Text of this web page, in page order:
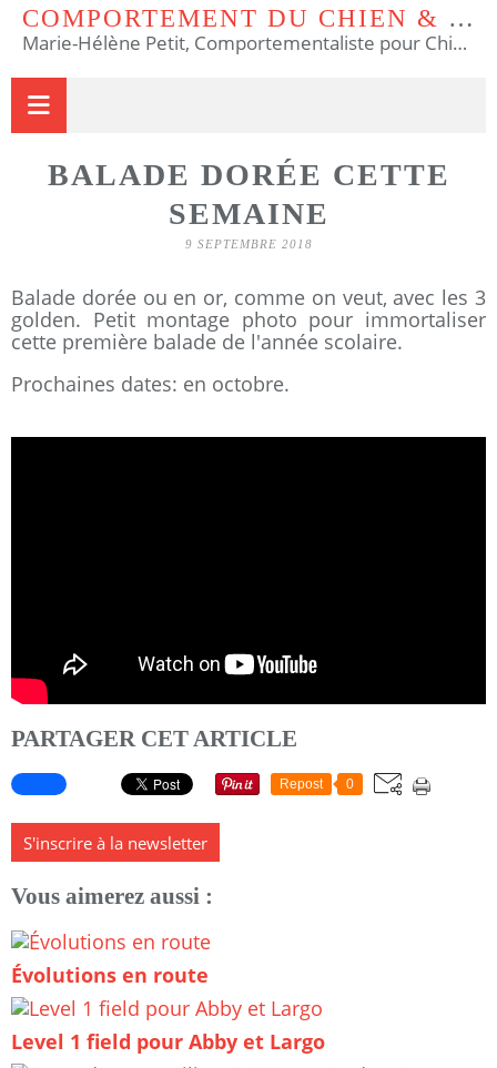
COMPORTEMENT DU CHIEN & DU CHAT
Marie-Hélène Petit, Comportementaliste pour Chiens et Chats & Educateur Canin.
BALADE DORÉE CETTE
SEMAINE
9 SEPTEMBRE 2018
Balade dorée ou en or, comme on veut, avec les 3
golden. Petit montage photo pour immortaliser
cette première balade de l'année scolaire.
Prochaines dates: en octobre.
PARTAGER CET ARTICLE
Repost 0
S'inscrire à la newsletter
Vous aimerez aussi :
Évolutions en route
Level 1 field pour Abby et Largo